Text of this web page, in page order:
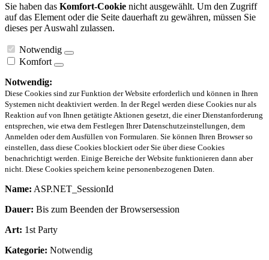
Sie haben das Komfort-Cookie nicht ausgewählt. Um den Zugriff
auf das Element oder die Seite dauerhaft zu gewähren, müssen Sie
dieses per Auswahl zulassen.
Notwendig
Komfort
Notwendig:
Diese Cookies sind zur Funktion der Website erforderlich und können in Ihren
Systemen nicht deaktiviert werden. In der Regel werden diese Cookies nur als
Reaktion auf von Ihnen getätigte Aktionen gesetzt, die einer Dienstanforderung
entsprechen, wie etwa dem Festlegen Ihrer Datenschutzeinstellungen, dem
Anmelden oder dem Ausfüllen von Formularen. Sie können Ihren Browser so
einstellen, dass diese Cookies blockiert oder Sie über diese Cookies
benachrichtigt werden. Einige Bereiche der Website funktionieren dann aber
nicht. Diese Cookies speichern keine personenbezogenen Daten.
Name: ASP.NET_SessionId
Dauer: Bis zum Beenden der Browsersession
Art: 1st Party
Kategorie: Notwendig